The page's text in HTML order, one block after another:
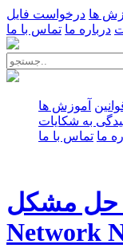
ها درخواست فایل
درباره ما تماس با ما
آموزش ها
به شکایات
ما تماس با ما
حل مشکل Not Register On
Network